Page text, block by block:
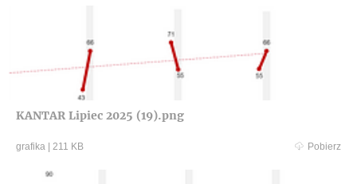
KANTAR Lipiec 2025 (19).png
grafika | 211 KB Pobierz